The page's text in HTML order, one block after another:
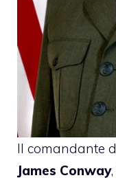
Il comandante
James Conway